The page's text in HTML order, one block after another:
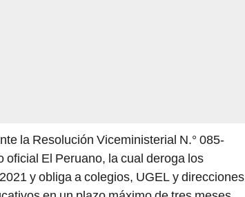
la Resolución Viceministerial N.° 085-
El Peruano, la cual deroga los
y obliga a colegios, UGEL y direcciones